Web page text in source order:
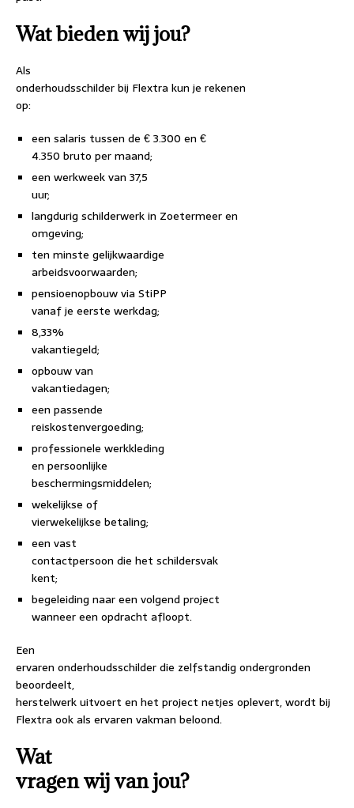
Wat bieden wij jou?
Als
onderhoudsschilder bij Flextra kun je rekenen
op:
een salaris tussen de € 3.300 en €
4.350 bruto per maand;
een werkweek van 37,5
uur;
langdurig schilderwerk in Zoetermeer en
omgeving;
ten minste gelijkwaardige
arbeidsvoorwaarden;
pensioenopbouw via StiPP
vanaf je eerste werkdag;
8,33%
vakantiegeld;
opbouw van
vakantiedagen;
een passende
reiskostenvergoeding;
professionele werkkleding
en persoonlijke
beschermingsmiddelen;
wekelijkse of
vierwekelijkse betaling;
een vast
contactpersoon die het schildersvak
kent;
begeleiding naar een volgend project
wanneer een opdracht afloopt.
Een
ervaren onderhoudsschilder die zelfstandig ondergronden
beoordeelt,
herstelwerk uitvoert en het project netjes oplevert, wordt bij
Flextra ook als ervaren vakman beloond.
Wat
vragen wij van jou?